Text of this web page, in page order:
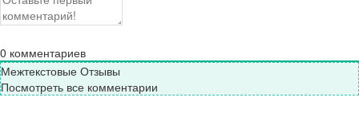
0 комментариев
Межтекстовые Отзывы
Посмотреть все комментарии